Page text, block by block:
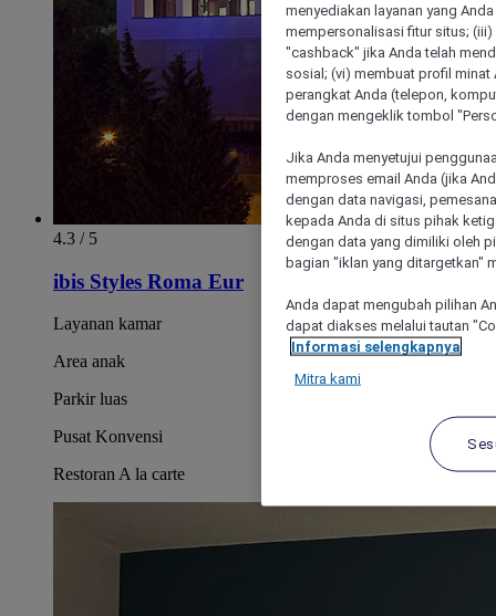
4.3 / 5
ibis Styles Roma Eur
Layanan kamar
Area anak
Parkir luas
Pusat Konvensi
Restoran A la carte
menyediakan layanan yang
mempersonalisasi fitur situs;
"cashback" jika Anda telah
sosial; (vi) membuat profil
perangkat Anda (telepon,
dengan mengeklik tombol
Jika Anda menyetujui
memproses email Anda (jika
dengan data navigasi,
kepada Anda di situs pihak
dengan data yang dimiliki oleh
bagian "iklan yang ditargetkan"
Anda dapat mengubah pilihan
dapat diakses melalui tautan
Informasi selengkapnya
Mitra kami